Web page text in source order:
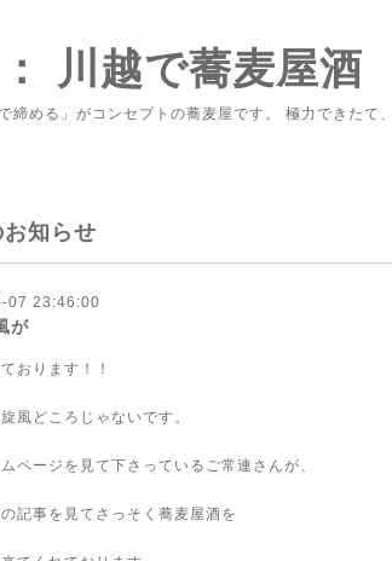
川越で蕎麦屋酒
締める」がコンセプトの蕎麦屋です。 極力できたて
知らせ
07 23:46:00
が
おります！！
風どころじゃないです。
ページを見て下さっているご常連さんが、
記事を見てさっそく蕎麦屋酒を